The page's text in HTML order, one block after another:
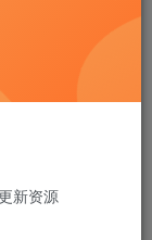
此处，回车即
新资源